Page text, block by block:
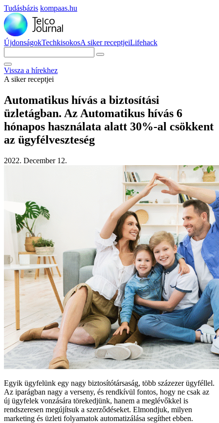
Tudásbázis kompaas.hu
ÚjdonságokTechkisokosA siker receptjeiLifehack
Vissza a hírekhez
A siker receptjei
Automatikus hívás a biztosítási
üzletágban. Az Automatikus hívás 6
hónapos használata alatt 30%-al csökkent
az ügyfélveszteség
2022. December 12.
Egyik ügyfelünk egy nagy biztosítótársaság, több százezer ügyféllel.
Az iparágban nagy a verseny, és rendkívül fontos, hogy ne csak az
új ügyfelek vonzására törekedjünk, hanem a meglévőkkel is
rendszeresen megújítsuk a szerződéseket. Elmondjuk, milyen
marketing és üzleti folyamatok automatizálása segíthet ebben.